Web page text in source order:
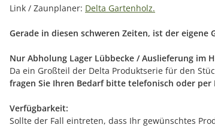
Link / Zaunplaner: Delta Gartenholz.
Gerade in diesen schweren Zeiten, ist der eigene
Nur Abholung Lager Lübbecke / Auslieferung im
Da ein Großteil der Delta Produktserie für den
fragen Sie Ihren Bedarf bitte telefonisch oder
Verfügbarkeit:
Sollte der Fall eintreten, dass Ihr gewünschtes